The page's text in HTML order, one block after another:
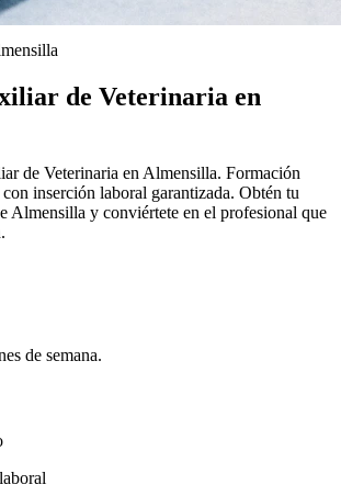
de Veterinaria en
de Veterinaria en Almensilla. Formación
inserción laboral garantizada. Obtén tu
Almensilla y conviértete en el profesional que
de semana.